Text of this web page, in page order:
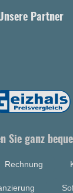
Partner
Sie ganz
Rechnung